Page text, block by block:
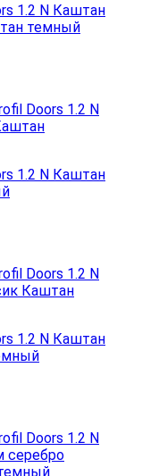
1.2 N Каштан
темный
1.2 N Каштан
1.2 N Каштан